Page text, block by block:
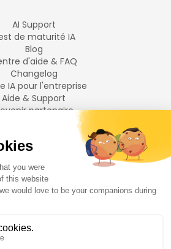
AI Support
de maturité IA
Blog
d'aide & FAQ
Changelog
IA pour l'entreprise
Aide & Support
partenaire
LANGUES
Français
English